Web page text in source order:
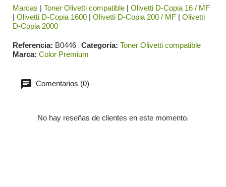
Marcas | Toner Olivetti compatible | Olivetti D-Copia 16 / MF
| Olivetti D-Copia 1600 | Olivetti D-Copia 200 / MF | Olivetti
D-Copia 2000
Referencia B0446 Categoría Toner Olivetti compatible
Marca Color Premium
Comentarios (0)
No hay reseñas de clientes en este momento.